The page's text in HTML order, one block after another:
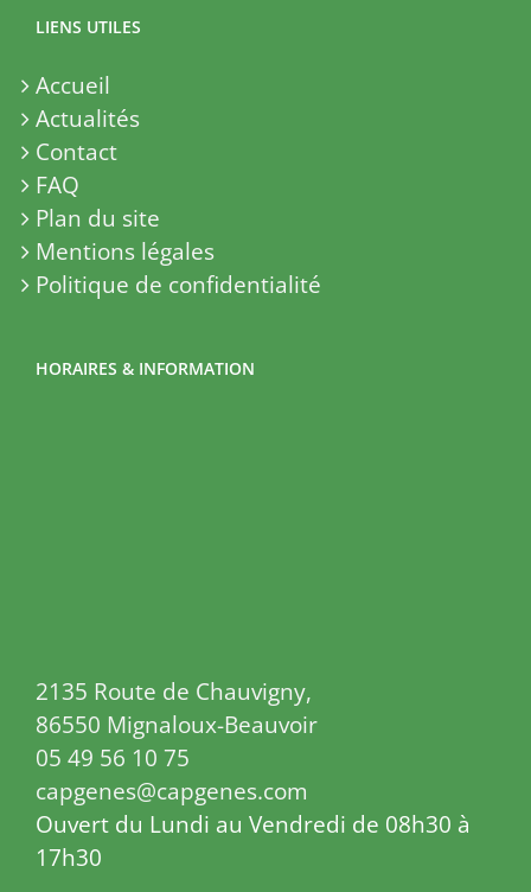
LIENS UTILES
Accueil
Actualités
Contact
FAQ
Plan du site
Mentions légales
Politique de confidentialité
HORAIRES & INFORMATION
2135 Route de Chauvigny,
86550 Mignaloux-Beauvoir
05 49 56 10 75
capgenes@capgenes.com
Ouvert du Lundi au Vendredi de 08h30 à
17h30